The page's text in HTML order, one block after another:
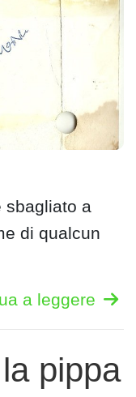
sbagliato a
di qualcun
a leggere
pippa